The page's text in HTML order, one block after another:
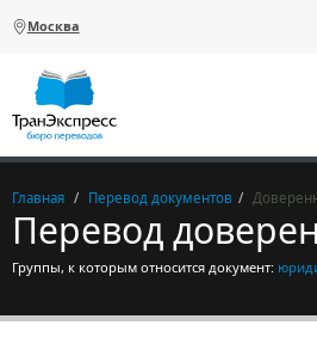
Москва
Главная Перевод документов
Перевод
Группы, к которым относится документ: